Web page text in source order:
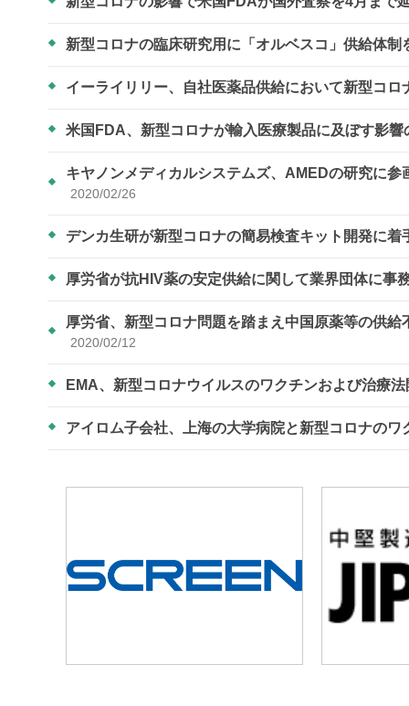
新型コロナの臨床研究用に「オルベスコ」供給体
イーライリリー、自社医薬品供給において新型コ
米国FDA、新型コロナが輸入医療製品に及ぼす影
キヤノンメディカルシステムズ、AMEDの研究に
2020/02/26
デンカ生研が新型コロナの簡易検査キット開発に着
厚労省が抗HIV薬の安定供給に関して業界団体に
厚労省、新型コロナ問題を踏まえ中国原薬等の供
2020/02/12
EMA、新型コロナウイルスのワクチンおよび治療
アイロム子会社、上海の大学病院と新型コロナの